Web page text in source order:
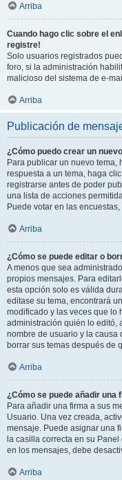
Arriba
Cuando hago clic sobre el
registre!
Solo usuarios registrados
foro, si la administración
malicioso del sistema de e-
Arriba
Publicación de
¿Cómo puedo crear un
Para publicar un nuevo tema,
respuesta a un tema, haga
registrarse antes de poder
una lista de acciones
Puede votar en las encuestas,
Arriba
¿Cómo se puede editar o
A menos que sea
propios mensajes. Para
esta opción solo es válida
editase su tema, encontrará
modificado y las veces que lo
administración quién lo editó,
nombre de usuario y la causa
borrar sus temas después de
Arriba
¿Cómo se puede añadir una
Para añadir una firma a sus
Usuario. Una vez creada,
mensaje. Puede asignar una
la casilla correcta en su
en los mensajes, debe
Arriba